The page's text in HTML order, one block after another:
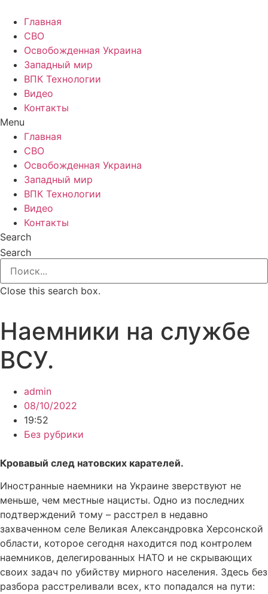
Главная
СВО
Освобожденная Украина
Западный мир
ВПК Технологии
Видео
Контакты
Menu
Главная
СВО
Освобожденная Украина
Западный мир
ВПК Технологии
Видео
Контакты
Search
Search
Close this search box.
Наемники на службе
ВСУ.
admin
08/10/2022
19:52
Без рубрики
Кровавый след натовских карателей.
Иностранные наемники на Украине зверствуют не
меньше, чем местные нацисты. Одно из последних
подтверждений тому – расстрел в недавно
захваченном селе Великая Александровка Херсонской
области, которое сегодня находится под контролем
наемников, делегированных НАТО и не скрывающих
своих задач по убийству мирного населения. Здесь без
разбора расстреливали всех, кто попадался на пути: